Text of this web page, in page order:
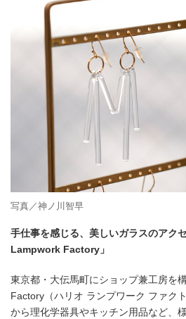
写真／神ノ川智早
手仕事を感じる、美しいガラスのアク
Lampwork Factory」
東京都・大伝馬町にショップ兼工房を
Factory（ハリオ ランプワーク ファク
から理化学器具やキッチン用品など、